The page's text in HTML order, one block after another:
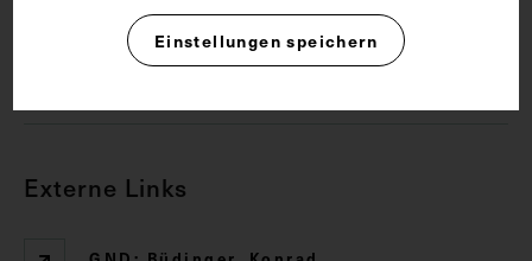
Externe Links
Einstellungen speichern